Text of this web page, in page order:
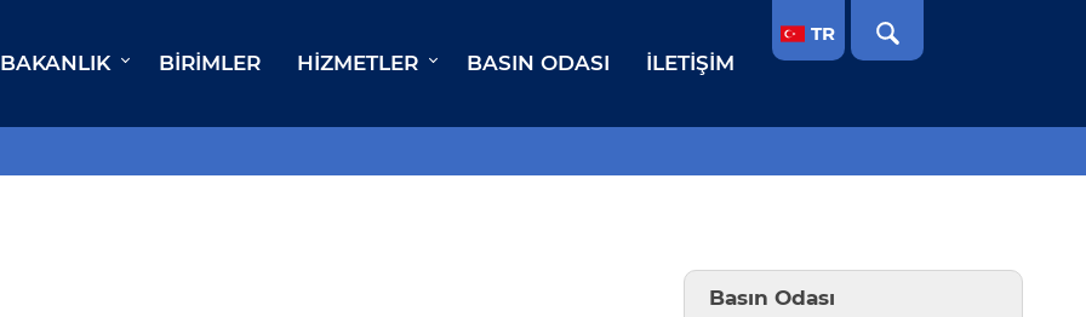
BAKANLIK BIRIMLER HIZMETLER BASIN ODASI İLETIŞIM
TR
Basın Odası